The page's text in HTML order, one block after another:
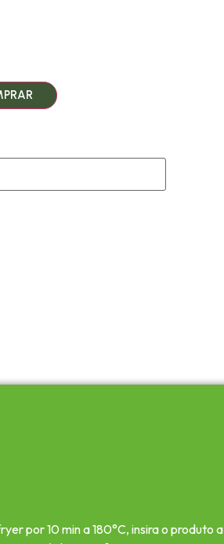
por 10 min a 180°C, insira o produto a